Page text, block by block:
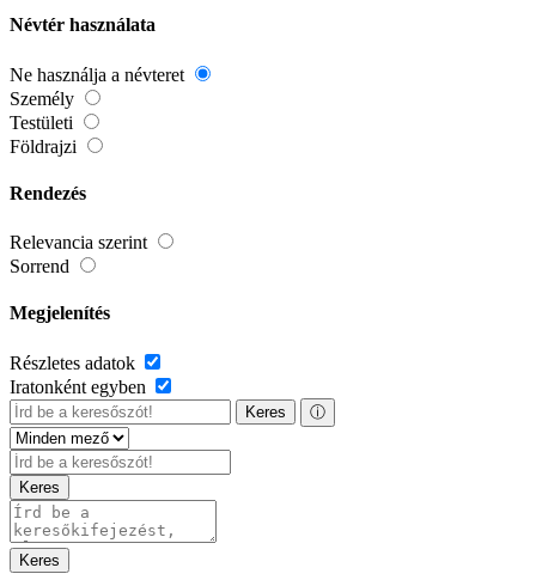
Névtér használata
Ne használja a névteret
Személy
Testületi
Földrajzi
Rendezés
Relevancia szerint
Sorrend
Megjelenítés
Részletes adatok
Iratonként egyben
Keres ⓘ
Keres
Keres